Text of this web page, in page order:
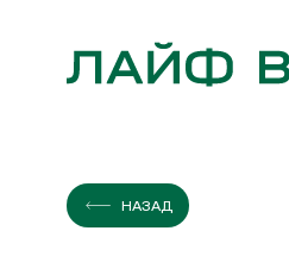
НАЗАД